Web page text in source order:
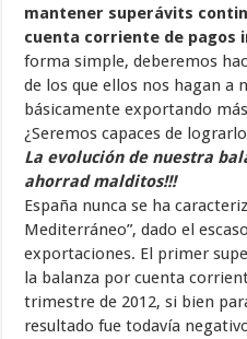
mantener superávits
cuenta corriente de pagos
forma simple, deberemos
de los que ellos nos hagan a
básicamente exportando
¿Seremos capaces de
La evolución de nuestra
ahorrad malditos!!!
España nunca se ha
Mediterráneo”, dado el
exportaciones. El primer
la balanza por cuenta
trimestre de 2012, si bien
resultado fue todavía